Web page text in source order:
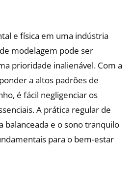
e física em uma indústria
modelagem pode ser
prioridade inalienável. Com a
a altos padrões de
é fácil negligenciar os
A prática regular de
balanceada e o sono tranquilo
para o bem-estar